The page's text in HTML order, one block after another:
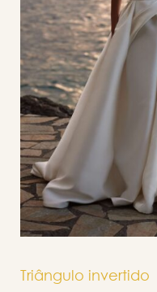
Triângulo invertido